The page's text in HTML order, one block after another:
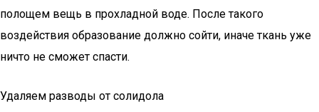
полощем вещь в прохладной воде. После такого
воздействия образование должно сойти, иначе ткань уже
ничто не сможет спасти.
Удаляем разводы от солидола